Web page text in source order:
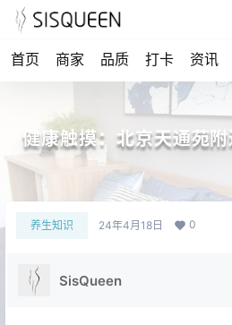
首页 商家 品质 打卡 资讯
健康触摸：北京天通苑
养生知识 24年4月18日 0
SisQueen